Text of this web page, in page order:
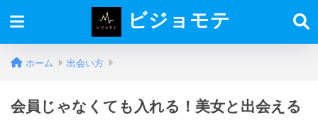
ビジョモテ
ホーム 出会い方
会員じゃなくても入れる！美女と出会える